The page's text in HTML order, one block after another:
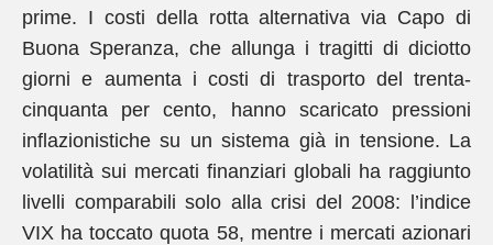
prime. I costi della rotta alternativa via Capo di
Buona Speranza, che allunga i tragitti di diciotto
giorni e aumenta i costi di trasporto del trenta-
cinquanta per cento, hanno scaricato pressioni
inflazionistiche su un sistema già in tensione. La
volatilità sui mercati finanziari globali ha raggiunto
livelli comparabili solo alla crisi del 2008: l’indice
VIX ha toccato quota 58, mentre i mercati azionari